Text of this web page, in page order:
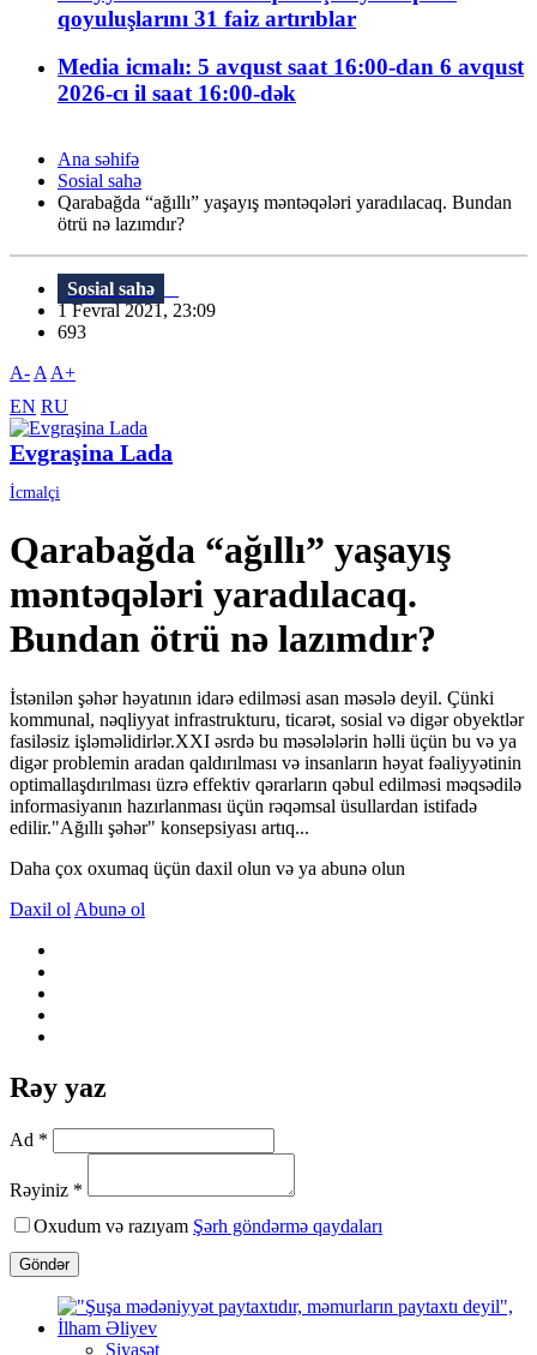
qoyuluşlarını 31 faiz artırıblar
Media icmalı: 5 avqust saat 16:00-dan 6 avqust
2026-cı il saat 16:00-dək
Ana səhifə
Sosial sahə
Qarabağda “ağıllı” yaşayış məntəqələri yaradılacaq. Bundan
ötrü nə lazımdır?
Sosial sahə
1 Fevral 2021, 23:09
693
A- A A+
EN RU
Evgraşina Lada
İcmalçi
Qarabağda “ağıllı” yaşayış
məntəqələri yaradılacaq.
Bundan ötrü nə lazımdır?
İstənilən şəhər həyatının idarə edilməsi asan məsələ deyil. Çünki
kommunal, nəqliyyat infrastrukturu, ticarət, sosial və digər obyektlər
fasiləsiz işləməlidirlər.XXI əsrdə bu məsələlərin həlli üçün bu və ya
digər problemin aradan qaldırılması və insanların həyat fəaliyyətinin
optimallaşdırılması üzrə effektiv qərarların qəbul edilməsi məqsədilə
informasiyanın hazırlanması üçün rəqəmsal üsullardan istifadə
edilir."Ağıllı şəhər" konsepsiyası artıq...
Daha çox oxumaq üçün daxil olun və ya abunə olun
Daxil ol Abunə ol
Rəy yaz
Ad *
Rəyiniz *
Oxudum və razıyam Şərh göndərmə qaydaları
Göndər
Siyasət